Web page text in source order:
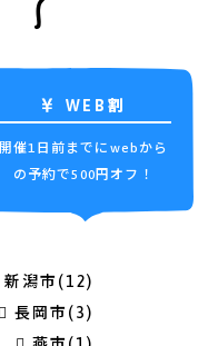
WEB割
開催1日前までにwebから
の予約で500円オフ！
新潟市(12)
長岡市(3)